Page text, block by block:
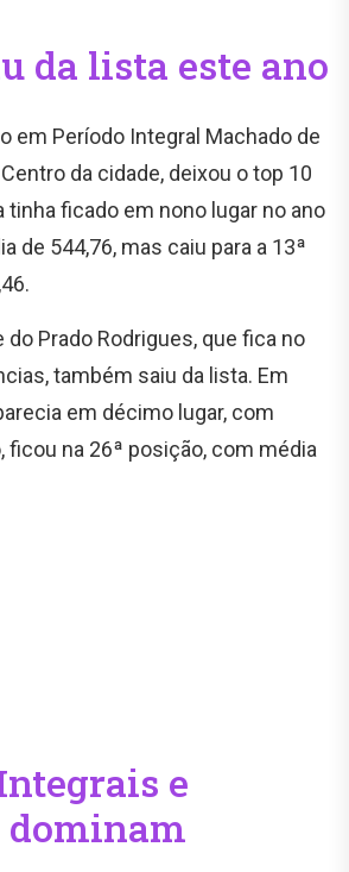
da lista este ano
em Período Integral Machado de
da cidade, deixou o top 10
tinha ficado em nono lugar no ano
de 544,76, mas caiu para a 13ª
do Prado Rodrigues, que fica no
também saiu da lista. Em
em décimo lugar, com
ficou na 26ª posição, com média
e